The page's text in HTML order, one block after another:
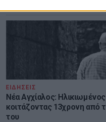
ΕΙΔΗΣΕΙΣ
Νέα Αγχίαλος:
κοιτάζοντας 13χρονη από
του